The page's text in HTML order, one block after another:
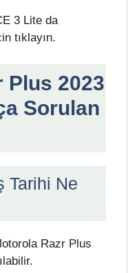
3 Lite da
tıklayın.
Plus 2023
Sorulan
Tarihi Ne
Razr Plus